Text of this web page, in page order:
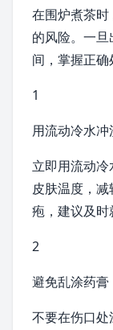
在围炉煮茶
的风险。一
间，掌握正确
1
用流动冷水冲
立即用流动
皮肤温度，
疱 ，建议及时
2
避免乱涂药膏
不要在伤口处